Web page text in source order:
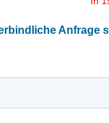
Anfrage